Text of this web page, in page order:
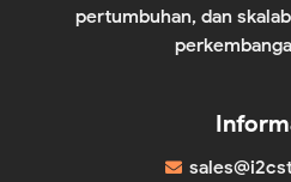
pertumbuhan, dan